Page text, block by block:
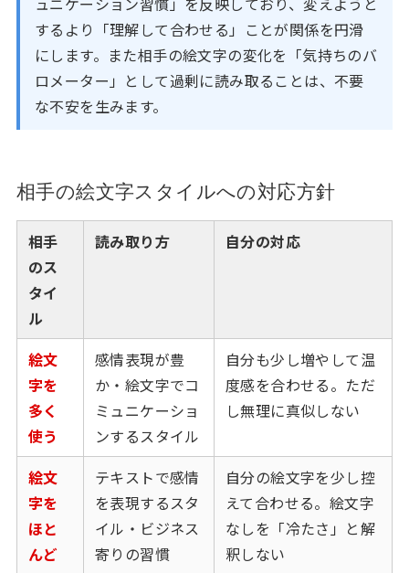
するより「理解して合わせる」ことが関係を円滑
にします。また相手の絵文字の変化を「気持ちのバ
ロメーター」として過剰に読み取ることは、不要
な不安を生みます。
相手の絵文字スタイルへの対応方針
相手
のス
タイ
ル
読み取り方 自分の対応
絵文
字を
多く
使う
感情表現が豊
か・絵文字でコ
ミュニケーショ
ンするスタイル
自分も少し増やして温
度感を合わせる。ただ
し無理に真似しない
絵文
字を
ほと
んど
テキストで感情
を表現するスタ
イル・ビジネス
寄りの習慣
自分の絵文字を少し控
えて合わせる。絵文字
なしを「冷たさ」と解
釈しない